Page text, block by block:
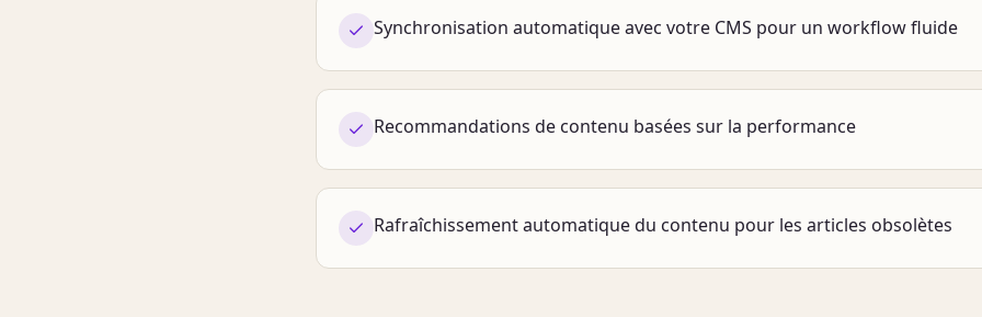
Synchronisation automatique avec votre CMS pour un workflow fluide
Recommandations de contenu basées sur la performance
Rafraîchissement automatique du contenu pour les articles obsolètes